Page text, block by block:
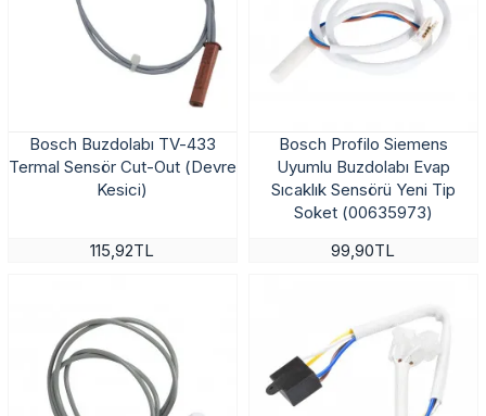
Bosch Buzdolabı TV-433
Termal Sensör Cut-Out (Devre
Kesici)
115,92TL
Bosch Profilo Siemens
Uyumlu Buzdolabı Evap
Sıcaklık Sensörü Yeni Tip
Soket (00635973)
99,90TL